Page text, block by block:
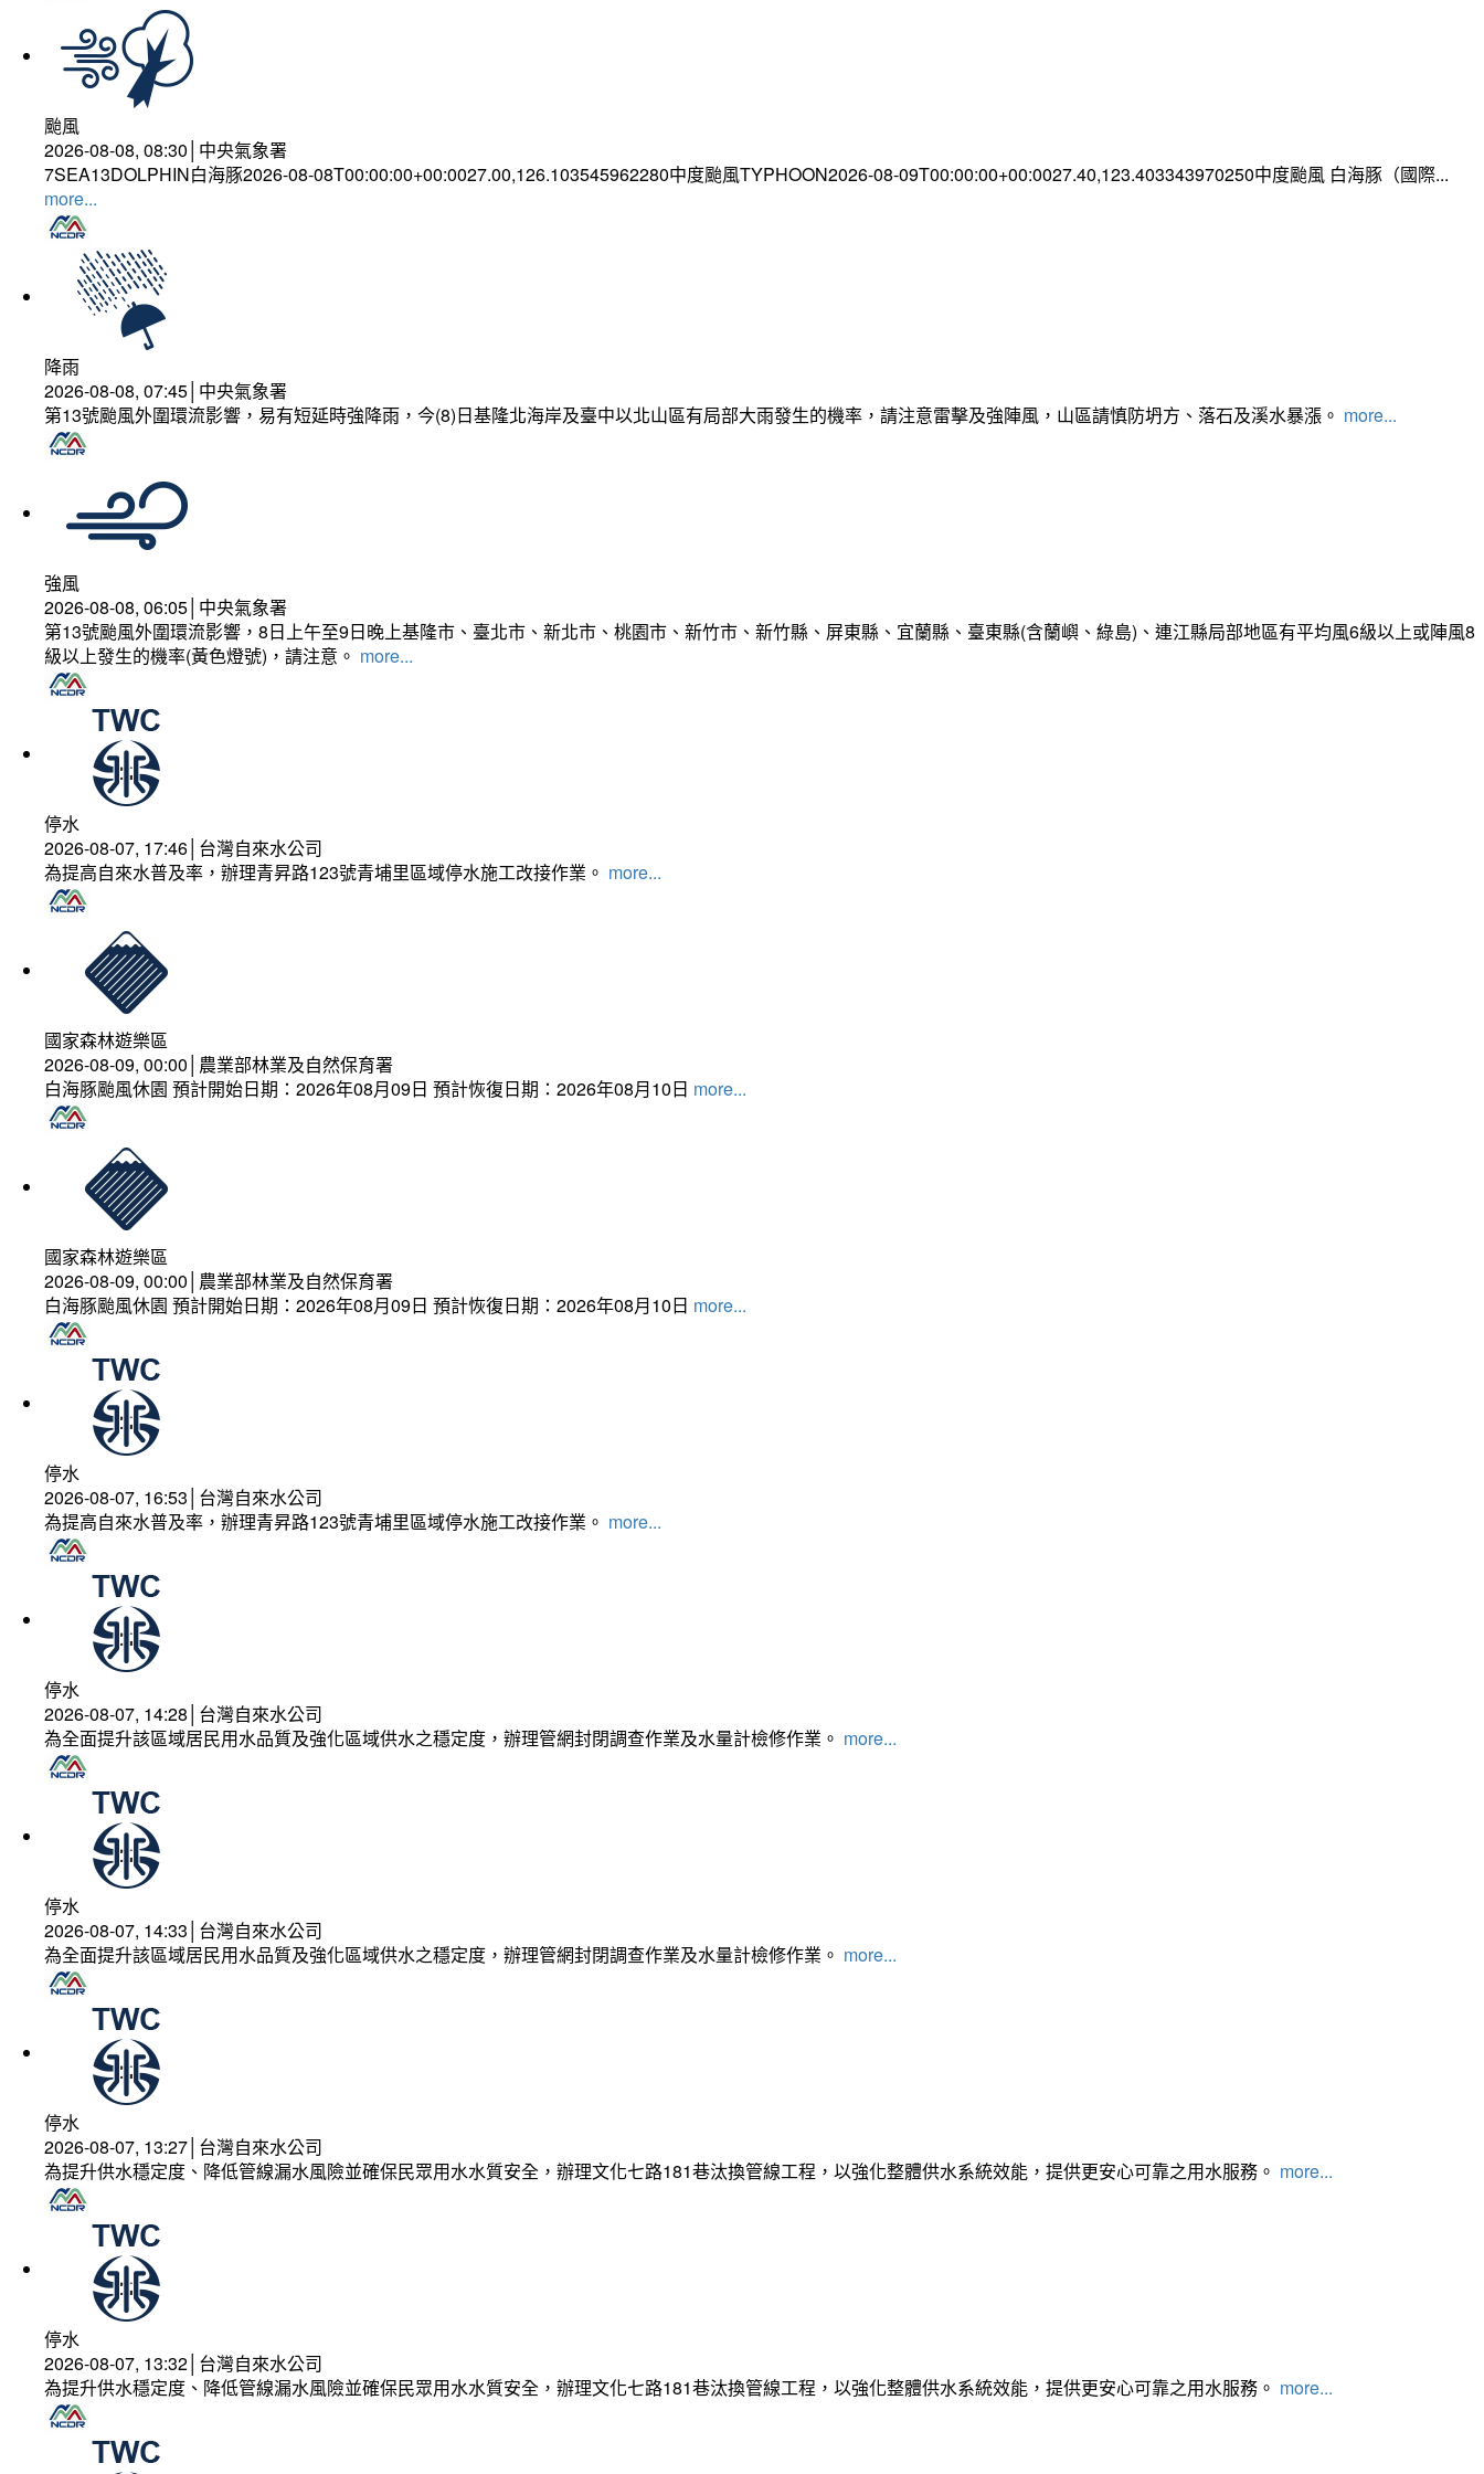
颱風
2026-08-08, 08:30│中央氣象署
7SEA13DOLPHIN白海豚2026-08-08T00:00:00+00:0027.00,126.103545962280中度颱風TYPHOON2026-08-09T00:00:00+00:0027.40,123.403343970250中度颱風 白海豚（國際...
more...
降雨
2026-08-08, 07:45│中央氣象署
第13號颱風外圍環流影響，易有短延時強降雨，今(8)日基隆北海岸及臺中以北山區有局部大雨發生的機率，請注意雷擊及強陣風，山區請慎防坍方、落石及溪水暴漲。 more...
強風
2026-08-08, 06:05│中央氣象署
第13號颱風外圍環流影響，8日上午至9日晚上基隆市、臺北市、新北市、桃園市、新竹市、新竹縣、屏東縣、宜蘭縣、臺東縣(含蘭嶼、綠島)、連江縣局部地區有平均風6級以上或陣風8
級以上發生的機率(黃色燈號)，請注意。 more...
停水
2026-08-07, 17:46│台灣自來水公司
為提高自來水普及率，辦理青昇路123號青埔里區域停水施工改接作業。 more...
國家森林遊樂區
2026-08-09, 00:00│農業部林業及自然保育署
白海豚颱風休園 預計開始日期：2026年08月09日 預計恢復日期：2026年08月10日 more...
國家森林遊樂區
2026-08-09, 00:00│農業部林業及自然保育署
白海豚颱風休園 預計開始日期：2026年08月09日 預計恢復日期：2026年08月10日 more...
停水
2026-08-07, 16:53│台灣自來水公司
為提高自來水普及率，辦理青昇路123號青埔里區域停水施工改接作業。 more...
停水
2026-08-07, 14:28│台灣自來水公司
為全面提升該區域居民用水品質及強化區域供水之穩定度，辦理管網封閉調查作業及水量計檢修作業。 more...
停水
2026-08-07, 14:33│台灣自來水公司
為全面提升該區域居民用水品質及強化區域供水之穩定度，辦理管網封閉調查作業及水量計檢修作業。 more...
停水
2026-08-07, 13:27│台灣自來水公司
為提升供水穩定度、降低管線漏水風險並確保民眾用水水質安全，辦理文化七路181巷汰換管線工程，以強化整體供水系統效能，提供更安心可靠之用水服務。 more...
停水
2026-08-07, 13:32│台灣自來水公司
為提升供水穩定度、降低管線漏水風險並確保民眾用水水質安全，辦理文化七路181巷汰換管線工程，以強化整體供水系統效能，提供更安心可靠之用水服務。 more...